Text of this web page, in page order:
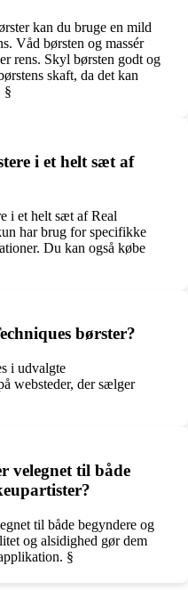
kan du bruge en mild
Våd børsten og massér
rens. Skyl børsten godt og
skaft, da det kan
§
i et helt sæt af
i et helt sæt af Real
har brug for specifikke
Du kan også købe
børster?
i udvalgte
websteder, der sælger
velegnet til både
til både begyndere og
og alsidighed gør dem
§